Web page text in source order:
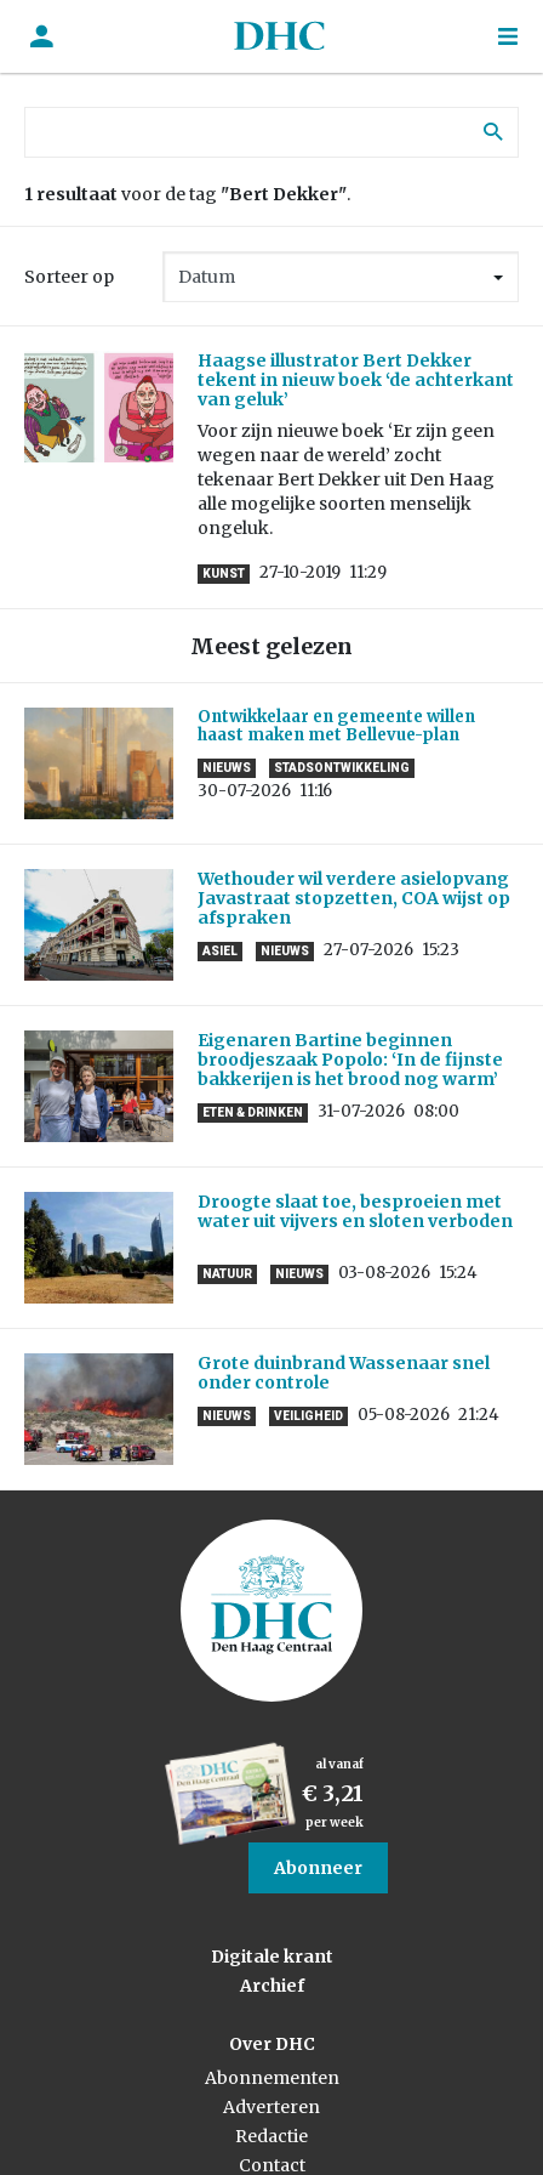
1 resultaat voor de tag "Bert Dekker".
Sorteer op
Haagse illustrator Bert Dekker
tekent in nieuw boek ‘de achterkant
van geluk’
Voor zijn nieuwe boek ‘Er zijn geen
wegen naar de wereld’ zocht
tekenaar Bert Dekker uit Den Haag
alle mogelijke soorten menselijk
ongeluk.
KUNST 27-10-2019 11:29
Meest gelezen
Ontwikkelaar en gemeente willen
haast maken met Bellevue-plan
NIEUWS STADSONTWIKKELING
30-07-2026 11:16
Wethouder wil verdere asielopvang
Javastraat stopzetten, COA wijst op
afspraken
ASIEL NIEUWS 27-07-2026 15:23
Eigenaren Bartine beginnen
broodjeszaak Popolo: ‘In de fijnste
bakkerijen is het brood nog warm’
ETEN & DRINKEN 31-07-2026 08:00
Droogte slaat toe, besproeien met
water uit vijvers en sloten verboden
NATUUR NIEUWS 03-08-2026 15:24
Grote duinbrand Wassenaar snel
onder controle
NIEUWS VEILIGHEID 05-08-2026 21:24
al vanaf
€ 3,21
per week
Abonneer
Digitale krant
Archief
Over DHC
Abonnementen
Adverteren
Redactie
Contact